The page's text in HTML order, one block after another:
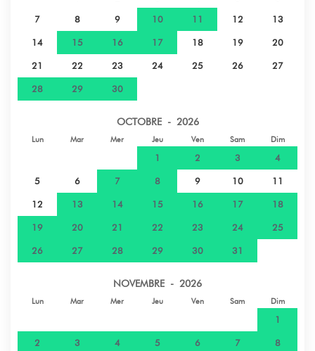
7 8 9 10 11 12 13
14 15 16 17 18 19 20
21 22 23 24 25 26 27
28 29 30
OCTOBRE - 2026
Lun Mar Mer Jeu Ven Sam Dim
1 2 3 4
5 6 7 8 9 10 11
12 13 14 15 16 17 18
19 20 21 22 23 24 25
26 27 28 29 30 31
NOVEMBRE - 2026
Lun Mar Mer Jeu Ven Sam Dim
1
2 3 4 5 6 7 8